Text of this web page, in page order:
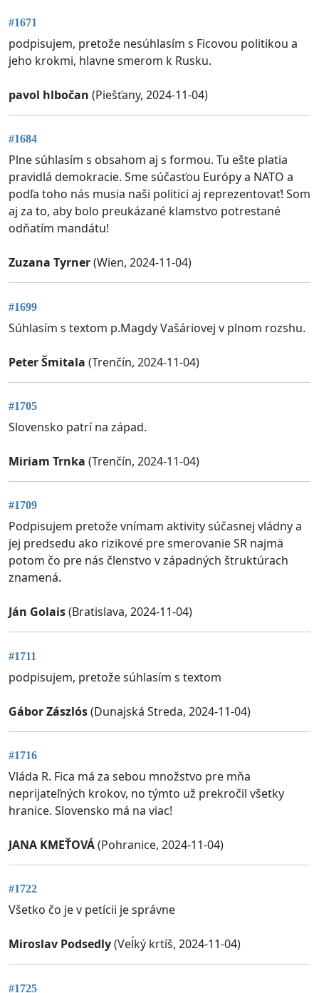
#1671
podpisujem, pretože nesúhlasím s Ficovou politikou a
jeho krokmi, hlavne smerom k Rusku.
pavol hlbočan (Piešťany, 2024-11-04)
#1684
Plne súhlasím s obsahom aj s formou. Tu ešte platia
pravidlá demokracie. Sme súčasťou Európy a NATO a
podľa toho nás musia naši politici aj reprezentovať! Som
aj za to, aby bolo preukázané klamstvo potrestané
odňatím mandátu!
Zuzana Tyrner(Wien, 2024-11-04)
#1699
Súhlasím s textom p.Magdy Vašáriovej v plnom rozshu.
Peter Šmitala (Trenčín, 2024-11-04)
#1705
Slovensko patrí na západ.
Miriam Trnka (Trenčín, 2024-11-04)
#1709
Podpisujem pretože vnímam aktivity súčasnej vládny a
jej predsedu ako rizikové pre smerovanie SR najmä
potom čo pre nás členstvo v západných štruktúrach
znamená.
Ján Golais(Bratislava, 2024-11-04)
#1711
podpisujem, pretože súhlasím s textom
Gábor Zászlós(Dunajská Streda, 2024-11-04)
#1716
Vláda R. Fica má za sebou množstvo pre mňa
neprijateľných krokov, no týmto už prekročil všetky
hranice. Slovensko má na viac!
JANA KMEŤOVÁ(Pohranice, 2024-11-04)
#1722
Všetko čo je v petícii je správne
Miroslav Podsedly(Veĺký krtíš, 2024-11-04)
#1725